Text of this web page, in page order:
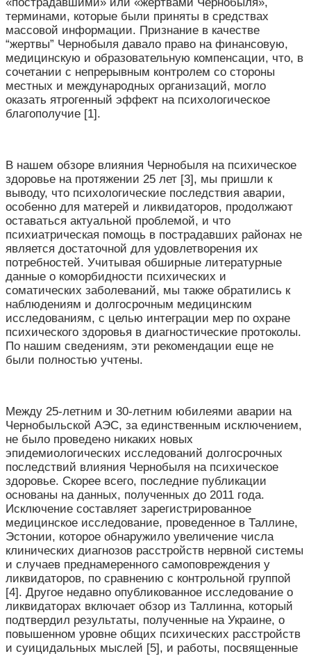
терминами, которые были приняты в средствах
массовой информации. Признание в качестве
“жертвы” Чернобыля давало право на финансовую,
медицинскую и образовательную компенсации, что, в
сочетании с непрерывным контролем со стороны
местных и международных организаций, могло
оказать ятрогенный эффект на психологическое
благополучие [1].
В нашем обзоре влияния Чернобыля на психическое
здоровье на протяжении 25 лет [3], мы пришли к
выводу, что психологические последствия аварии,
особенно для матерей и ликвидаторов, продолжают
оставаться актуальной проблемой, и что
психиатрическая помощь в пострадавших районах не
является достаточной для удовлетворения их
потребностей. Учитывая обширные литературные
данные о коморбидности психических и
соматических заболеваний, мы также обратились к
наблюдениям и долгосрочным медицинским
исследованиям, с целью интеграции мер по охране
психического здоровья в диагностические протоколы.
По нашим сведениям, эти рекомендации еще не
были полностью учтены.
Между 25-летним и 30-летним юбилеями аварии на
Чернобыльской АЭС, за единственным исключением,
не было проведено никаких новых
эпидемиологических исследований долгосрочных
последствий влияния Чернобыля на психическое
здоровье. Скорее всего, последние публикации
основаны на данных, полученных до 2011 года.
Исключение составляет зарегистрированное
медицинское исследование, проведенное в Таллине,
Эстонии, которое обнаружило увеличение числа
клинических диагнозов расстройств нервной системы
и случаев преднамеренного самоповреждения у
ликвидаторов, по сравнению с контрольной группой
[4]. Другое недавно опубликованное исследование о
ликвидаторах включает обзор из Таллинна, который
подтвердил результаты, полученные на Украине, о
повышенном уровне общих психических расстройств
и суицидальных мыслей [5], и работы, посвященные